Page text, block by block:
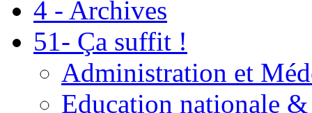
4 - Archives
51- Ça suffit !
Administration et
Education nationale